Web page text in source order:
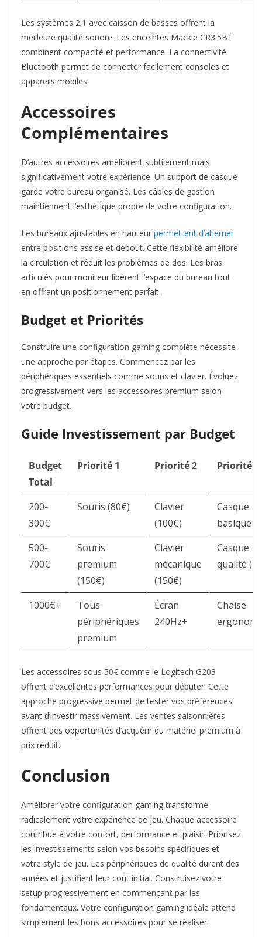
Les systèmes 2.1 avec caisson de basses offrent la
meilleure qualité sonore. Les enceintes Mackie CR3.5BT
combinent compacité et performance. La connectivité
Bluetooth permet de connecter facilement consoles et
appareils mobiles.​
Accessoires
Complémentaires
D’autres accessoires améliorent subtilement mais
significativement votre expérience. Un support de casque
garde votre bureau organisé. Les câbles de gestion
maintiennent l’esthétique propre de votre configuration.​
Les bureaux ajustables en hauteur permettent d’alterner
entre positions assise et debout. Cette flexibilité améliore
la circulation et réduit les problèmes de dos. Les bras
articulés pour moniteur libèrent l’espace du bureau tout
en offrant un positionnement parfait.​
Budget et Priorités
Construire une configuration gaming complète nécessite
une approche par étapes. Commencez par les
périphériques essentiels comme souris et clavier. Évoluez
progressivement vers les accessoires premium selon
votre budget.​
Guide Investissement par Budget
Budget
Total
Priorité 1 Priorité 2 Priorité 3
200-
300€
Souris (80€)
Clavier
(100€)
Casque
basique
500-
700€
Souris
premium
(150€)
Clavier
mécanique
(150€)
Casque
qualité
1000€+
Tous
périphériques
premium
Écran
240Hz+
Chaise
Les accessoires sous 50€ comme le Logitech G203
offrent d’excellentes performances pour débuter. Cette
approche progressive permet de tester vos préférences
avant d’investir massivement. Les ventes saisonnières
offrent des opportunités d’acquérir du matériel premium à
prix réduit.​
Conclusion
Améliorer votre configuration gaming transforme
radicalement votre expérience de jeu. Chaque accessoire
contribue à votre confort, performance et plaisir. Priorisez
les investissements selon vos besoins spécifiques et
votre style de jeu. Les périphériques de qualité durent des
années et justifient leur coût initial. Construisez votre
setup progressivement en commençant par les
fondamentaux. Votre configuration gaming idéale attend
simplement les bons accessoires pour se réaliser.​